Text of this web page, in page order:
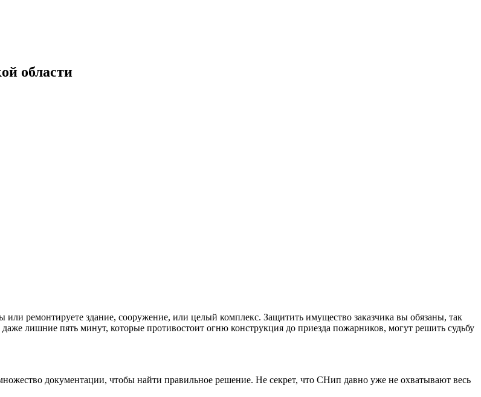
области
ремонтируете здание, сооружение, или целый комплекс. Защитить имущество заказчика вы обязаны, так
лишние пять минут, которые противостоит огню конструкция до приезда пожарников, могут решить судьбу
документации, чтобы найти правильное решение. Не секрет, что СНип давно уже не охватывают весь